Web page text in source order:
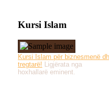
Kursi Islam
Kursi Islam për biznesmenë
tregtarë! Ligjërata nga
hoxhallarë eminent.